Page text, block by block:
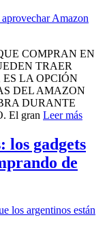
COMPRAN EN
TRAER
LA OPCIÓN
DEL AMAZON
DURANTE
El gran Leer más
los gadgets
de